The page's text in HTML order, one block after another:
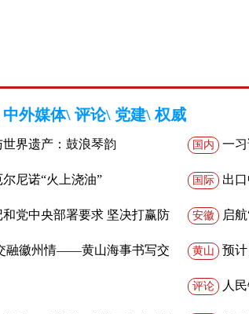
中外媒体\ 评论\ 党建\ 权威
界遗产：鼓浪琴韵 国内 一
尼诺“火上浇油” 国际 出
党中央部署要求 坚决打赢防 安徽 启
在全省党
融徽州情——黄山海事书写交 黄山 预
流高峰
评论 人